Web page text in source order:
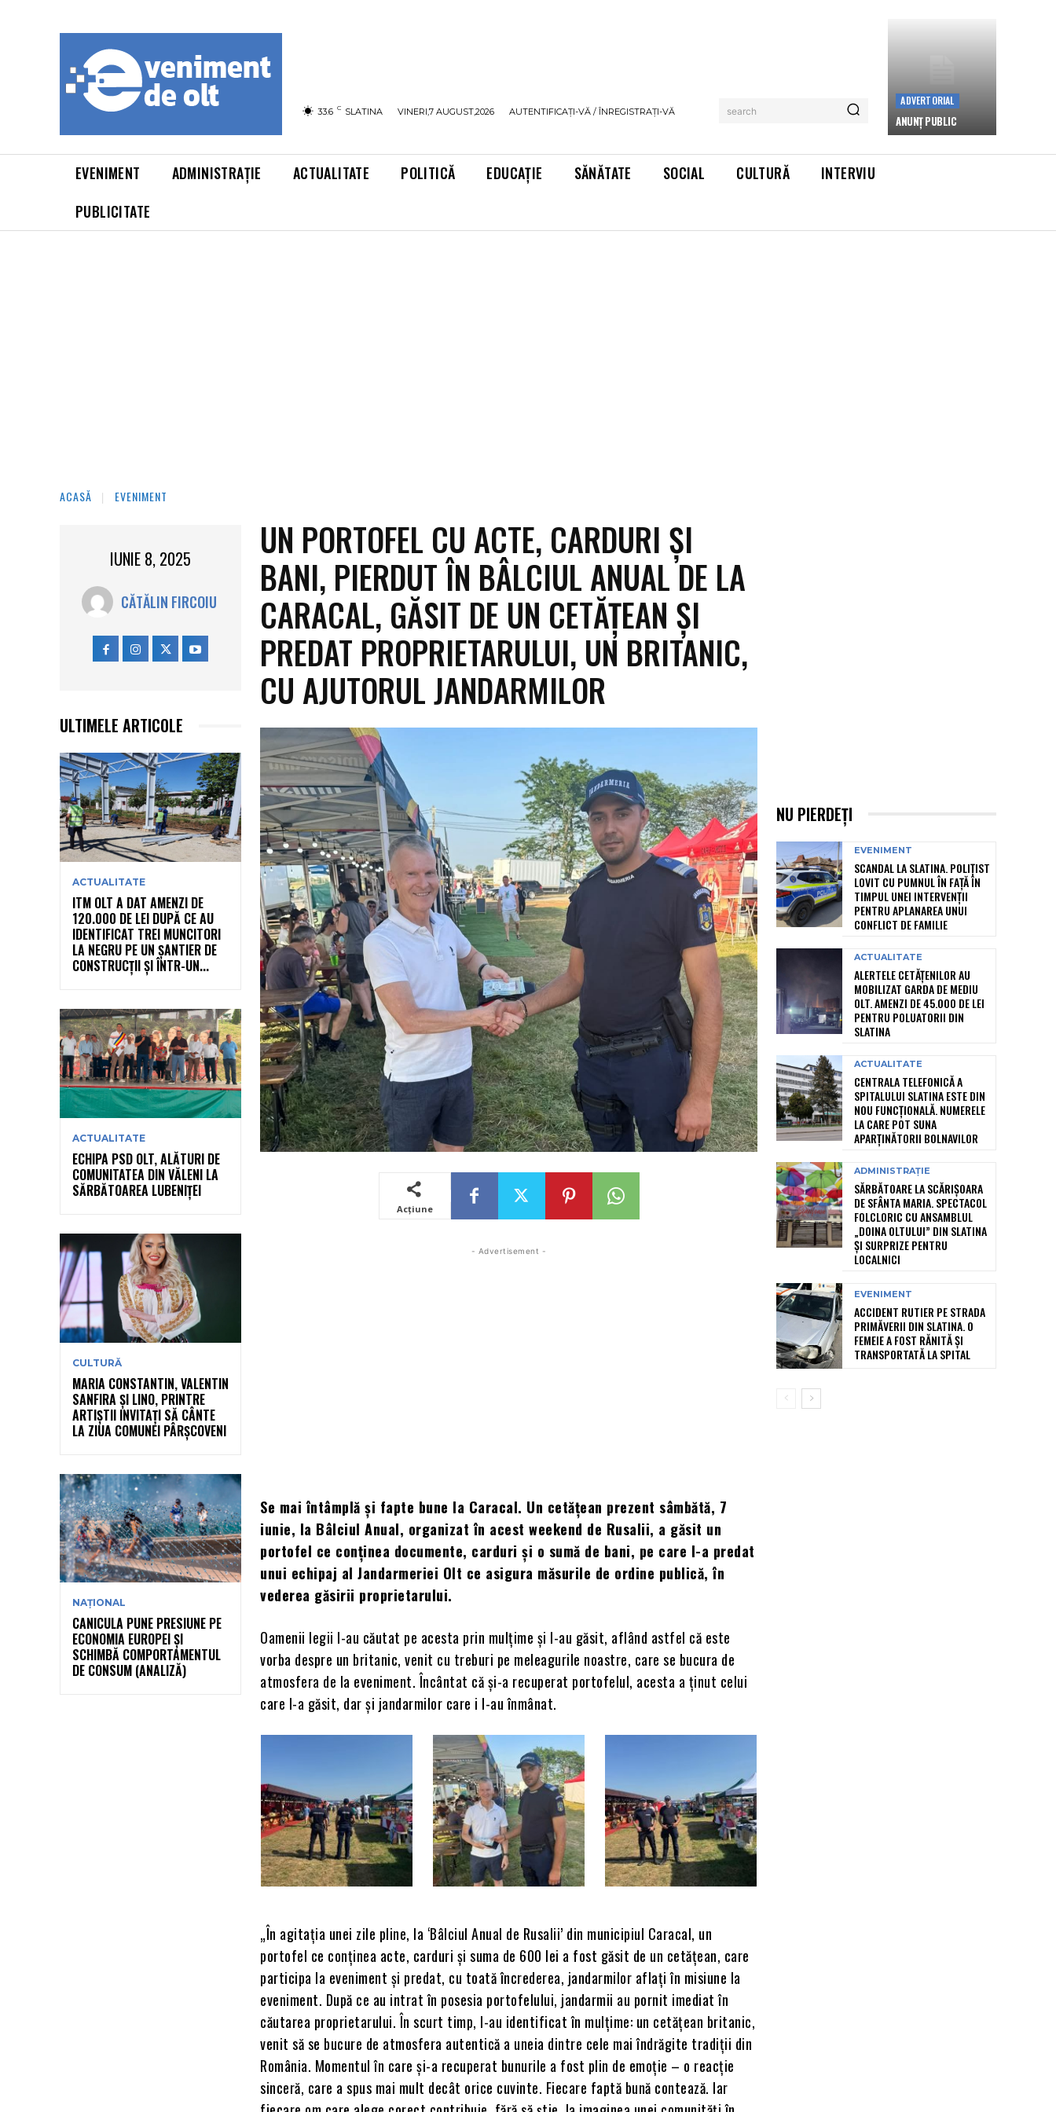
33.6 C SLATINA VINERI,7 AUGUST,2026 AUTENTIFICAȚI-VĂ / ÎNREGISTRAȚI-VĂ search
ADVERTORIAL
ANUNȚ PUBLIC
EVENIMENT ADMINISTRAȚIE ACTUALITATE POLITICĂ EDUCAȚIE SĂNĂTATE SOCIAL CULTURĂ
INTERVIU
PUBLICITATE
ACASĂ EVENIMENT
IUNIE 8, 2025
CĂTĂLIN FIRCOIU
ULTIMELE ARTICOLE
ACTUALITATE
ITM OLT A DAT AMENZI DE
120.000 DE LEI DUPĂ CE AU
IDENTIFICAT TREI MUNCITORI
LA NEGRU PE UN ȘANTIER DE
CONSTRUCȚII ȘI ÎNTR-UN...
ACTUALITATE
ECHIPA PSD OLT, ALĂTURI DE
COMUNITATEA DIN VĂLENI LA
SĂRBĂTOAREA LUBENIȚEI
CULTURĂ
MARIA CONSTANTIN, VALENTIN
SANFIRA ȘI LINO, PRINTRE
ARTIȘTII INVITAȚI SĂ CÂNTE
LA ZIUA COMUNEI PÂRȘCOVENI
NAȚIONAL
CANICULA PUNE PRESIUNE PE
ECONOMIA EUROPEI ȘI
SCHIMBĂ COMPORTAMENTUL
DE CONSUM (ANALIZĂ)
UN PORTOFEL CU ACTE, CARDURI ȘI
BANI, PIERDUT ÎN BÂLCIUL ANUAL DE LA
CARACAL, GĂSIT DE UN CETĂȚEAN ȘI
PREDAT PROPRIETARULUI, UN BRITANIC,
CU AJUTORUL JANDARMILOR
Acțiune
- Advertisement -
Se mai întâmplă și fapte bune la Caracal. Un cetățean prezent sâmbătă, 7
iunie, la Bâlciul Anual, organizat în acest weekend de Rusalii, a găsit un
portofel ce conținea documente, carduri și o sumă de bani, pe care l-a predat
unui echipaj al Jandarmeriei Olt ce asigura măsurile de ordine publică, în
vederea găsirii proprietarului.
Oamenii legii l-au căutat pe acesta prin mulțime și l-au găsit, aflând astfel că este
vorba despre un britanic, venit cu treburi pe meleagurile noastre, care se bucura de
atmosfera de la eveniment. Încântat că și-a recuperat portofelul, acesta a ținut celui
care l-a găsit, dar și jandarmilor care i l-au înmânat.
„În agitația unei zile pline, la ‘Bâlciul Anual de Rusalii’ din municipiul Caracal, un
portofel ce conținea acte, carduri și suma de 600 lei a fost găsit de un cetățean, care
participa la eveniment și predat, cu toată încrederea, jandarmilor aflați în misiune la
eveniment. După ce au intrat în posesia portofelului, jandarmii au pornit imediat în
căutarea proprietarului. În scurt timp, l-au identificat în mulțime: un cetățean britanic,
venit să se bucure de atmosfera autentică a uneia dintre cele mai îndrăgite tradiții din
România. Momentul în care și-a recuperat bunurile a fost plin de emoție – o reacție
sinceră, care a spus mai mult decât orice cuvinte. Fiecare faptă bună contează. Iar
NU PIERDEȚI
EVENIMENT
SCANDAL LA SLATINA. POLIȚIST
LOVIT CU PUMNUL ÎN FAȚĂ ÎN
TIMPUL UNEI INTERVENȚII
PENTRU APLANAREA UNUI
CONFLICT DE FAMILIE
ACTUALITATE
ALERTELE CETĂȚENILOR AU
MOBILIZAT GARDA DE MEDIU
OLT. AMENZI DE 45.000 DE LEI
PENTRU POLUATORII DIN
SLATINA
ACTUALITATE
CENTRALA TELEFONICĂ A
SPITALULUI SLATINA ESTE DIN
NOU FUNCȚIONALĂ. NUMERELE
LA CARE POT SUNA
APARȚINĂTORII BOLNAVILOR
ADMINISTRAȚIE
SĂRBĂTOARE LA SCĂRIȘOARA
DE SFÂNTA MARIA. SPECTACOL
FOLCLORIC CU ANSAMBLUL
„DOINA OLTULUI” DIN SLATINA
ȘI SURPRIZE PENTRU
LOCALNICI
EVENIMENT
ACCIDENT RUTIER PE STRADA
PRIMĂVERII DIN SLATINA. O
FEMEIE A FOST RĂNITĂ ȘI
TRANSPORTATĂ LA SPITAL